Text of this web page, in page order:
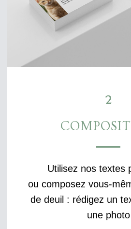
2
Utilisez nos textes
ou composez vous-
de deuil : rédigez un
une photo